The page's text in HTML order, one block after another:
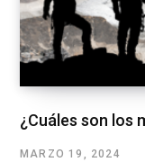
¿Cuáles son los
MARZO 19, 2024